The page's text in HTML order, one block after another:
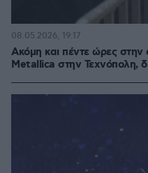
Ακόμη και πέντε ώρες
Metallica στην Τεχνόπολη,
08.05.2026, 19:17